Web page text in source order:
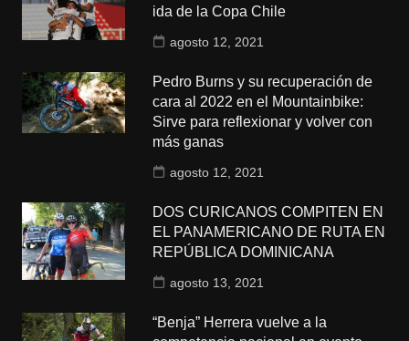
ida de la Copa Chile
agosto 12, 2021
Pedro Burns y su recuperación de
cara al 2022 en el Mountainbike:
Sirve para reflexionar y volver con
más ganas
agosto 12, 2021
DOS CURICANOS COMPITEN EN
EL PANAMERICANO DE RUTA EN
REPÚBLICA DOMINICANA
agosto 13, 2021
“Benja” Herrera vuelve a la